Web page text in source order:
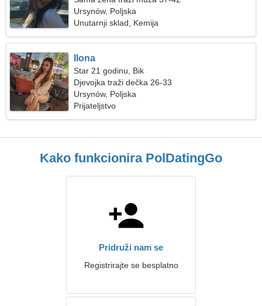
Ursynów, Poljska
Unutarnji sklad, Kemija
Ilona
Star 21 godinu, Bik
Djevojka traži dečka 26-33
Ursynów, Poljska
Prijateljstvo
Kako funkcionira PolDatingGo
Pridruži nam se
Registrirajte se besplatno